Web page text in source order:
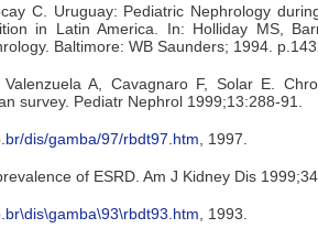
C. Uruguay: Pediatric Nephrology
in Latin America. In: Holliday MS,
Baltimore: WB Saunders; 1994.
A, Cavagnaro F, Solar E.
survey. Pediatr Nephrol 1999;13:288-91.
dis/gamba/97/rbdt97.htm , 1997.
of ESRD. Am J Kidney Dis
, 1993.